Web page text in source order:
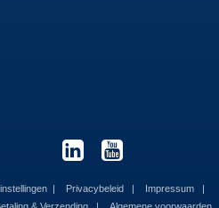
Privacybeleid
Impressum